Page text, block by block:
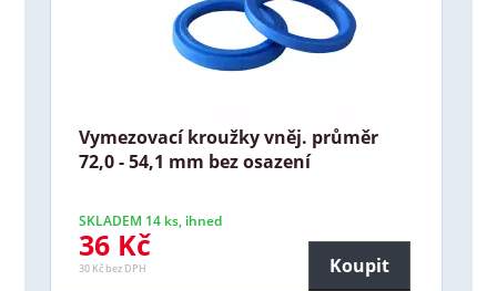
Vymezovací kroužky vněj. průměr
72,0 - 54,1 mm bez osazení
SKLADEM 14 ks, ihned
36 Kč
30 Kč bez DPH Koupit